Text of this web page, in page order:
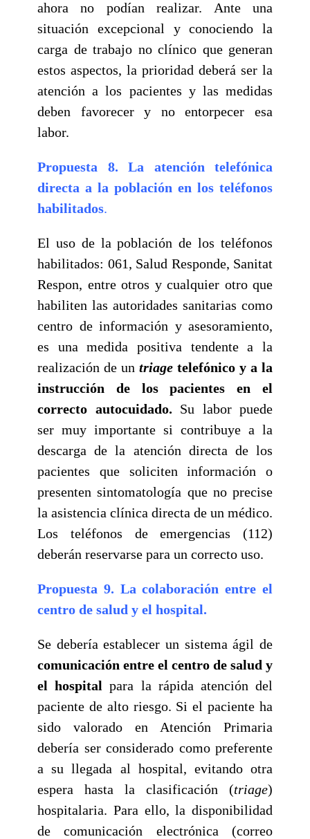
ahora no podían realizar. Ante una
situación excepcional y conociendo la
carga de trabajo no clínico que generan
estos aspectos, la prioridad deberá ser la
atención a los pacientes y las medidas
deben favorecer y no entorpecer esa
labor.
Propuesta 8. La atención telefónica
directa a la población en los teléfonos
habilitados.
El uso de la población de los teléfonos
habilitados: 061, Salud Responde, Sanitat
Respon, entre otros y cualquier otro que
habiliten las autoridades sanitarias como
centro de información y asesoramiento,
es una medida positiva tendente a la
realización de un triage telefónico y a la
instrucción de los pacientes en el
correcto autocuidado. Su labor puede
ser muy importante si contribuye a la
descarga de la atención directa de los
pacientes que soliciten información o
presenten sintomatología que no precise
la asistencia clínica directa de un médico.
Los teléfonos de emergencias (112)
deberán reservarse para un correcto uso.
Propuesta 9. La colaboración entre el
centro de salud y el hospital.
Se debería establecer un sistema ágil de
comunicación entre el centro de salud y
el hospital para la rápida atención del
paciente de alto riesgo. Si el paciente ha
sido valorado en Atención Primaria
debería ser considerado como preferente
a su llegada al hospital, evitando otra
espera hasta la clasificación (triage)
hospitalaria. Para ello, la disponibilidad
de comunicación electrónica (correo